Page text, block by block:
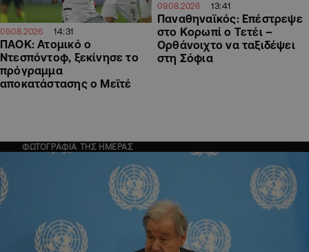
09.08.2026 14:31
ΠΑΟΚ: Ατομικό ο
Ντεσπόντοφ, ξεκίνησε το
πρόγραμμα
αποκατάστασης ο Μεϊτέ
09.08.2026 13:41
Παναθηναϊκός: Επέστρεψε
στο Κορωπί ο Τετέι –
Ορθάνοιχτο να ταξιδέψει
στη Σόφια
ΦΩΤΟΓΡΑΦΙΑ ΤΗΣ ΗΜΕΡΑΣ